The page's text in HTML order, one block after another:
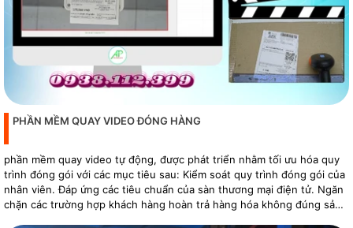
PHẦN MỀM QUAY VIDEO ĐÓNG HÀNG
phần mềm quay video tự động, được phát triển nhằm tối ưu hóa quy
trình đóng gói với các mục tiêu sau: Kiểm soát quy trình đóng gói của
nhân viên. Đáp ứng các tiêu chuẩn của sàn thương mại điện tử. Ngăn
chặn các trường hợp khách hàng hoàn trả hàng hóa không đúng sản